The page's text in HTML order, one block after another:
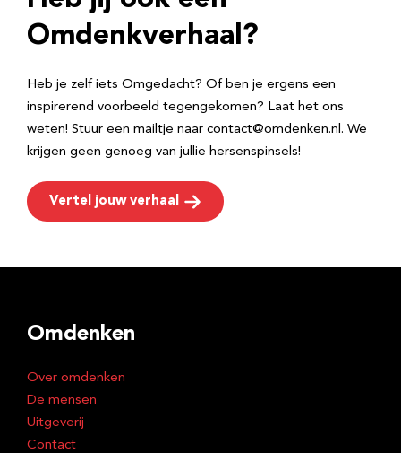
e
Omdenkverhaal?
Heb je zelf iets Omgedacht? Of ben je ergens een
inspirerend voorbeeld tegengekomen? Laat het ons
weten! Stuur een mailtje naar contact@omdenken.nl. We
krijgen geen genoeg van jullie hersenspinsels!
Vertel jouw verhaal
Omdenken
Over omdenken
De mensen
Uitgeverij
Contact